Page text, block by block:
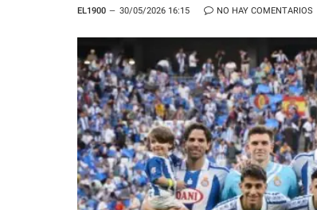
EL1900 30/05/2026 16:15 NO HAY COMENTARIOS